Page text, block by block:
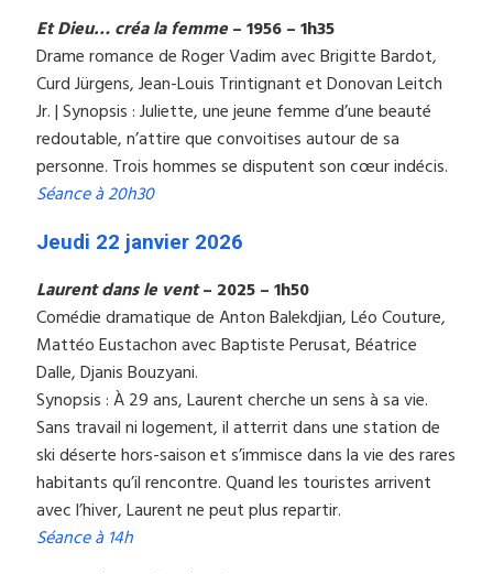
Et Dieu… créa la femme– 1956 – 1h35
Drame romance de Roger Vadim avec Brigitte Bardot,
Curd Jürgens, Jean-Louis Trintignant et Donovan Leitch
Jr. | Synopsis : Juliette, une jeune femme d’une beauté
redoutable, n’attire que convoitises autour de sa
personne. Trois hommes se disputent son cœur indécis.
Séance à 20h30
Jeudi 22 janvier 2026
Laurent dans le vent– 2025 – 1h50
Comédie dramatique de Anton Balekdjian, Léo Couture,
Mattéo Eustachon avec Baptiste Perusat, Béatrice
Dalle, Djanis Bouzyani.
Synopsis : À 29 ans, Laurent cherche un sens à sa vie.
Sans travail ni logement, il atterrit dans une station de
ski déserte hors-saison et s’immisce dans la vie des rares
habitants qu’il rencontre. Quand les touristes arrivent
avec l’hiver, Laurent ne peut plus repartir.
Séance à 14h